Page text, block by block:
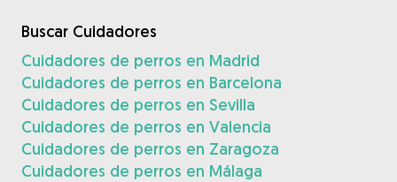
Buscar Cuidadores
Cuidadores de perros en Madrid
Cuidadores de perros en Barcelona
Cuidadores de perros en Sevilla
Cuidadores de perros en Valencia
Cuidadores de perros en Zaragoza
Cuidadores de perros en Málaga